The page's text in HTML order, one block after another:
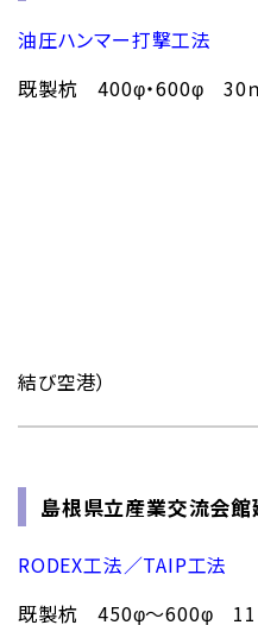
油圧ハンマー打撃工法
既製杭 400φ・600φ 30
結び空港）
島根県立産業交流会
RODEX工法／TAIP工法
既製杭 450φ～600φ